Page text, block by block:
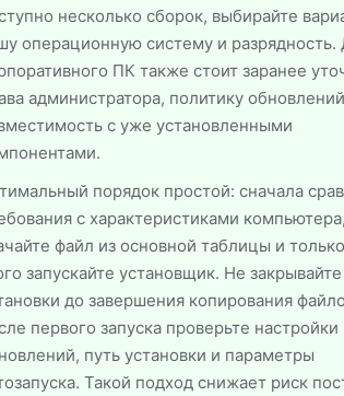
несколько сборок, выбирайте
операционную систему и разрядность.
ПК также стоит заранее
администратора, политику
с уже установленными
порядок простой: сначала
с характеристиками
файл из основной таблицы и
запускайте установщик. Не
до завершения копирования
первого запуска проверьте настройки
путь установки и параметры
Такой подход снижает риск